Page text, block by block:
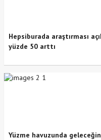
Hepsiburada araştırması
yüzde 50 arttı
Yüzme havuzunda